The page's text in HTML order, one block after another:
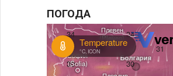
ПОГОДА